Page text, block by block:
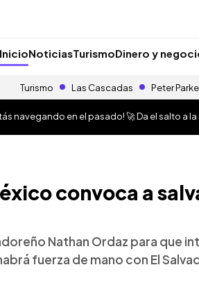
InicioNoticiasTurismoDinero y
Turismo Las Cascadas Peter
navegando en el pasado! 🚀 Da el salto a
convoca a
Nathan Ordaz para que
fuerza de mano con El